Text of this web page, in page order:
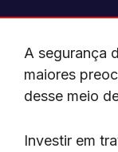
A segurança
maiores
desse meio
Investir em